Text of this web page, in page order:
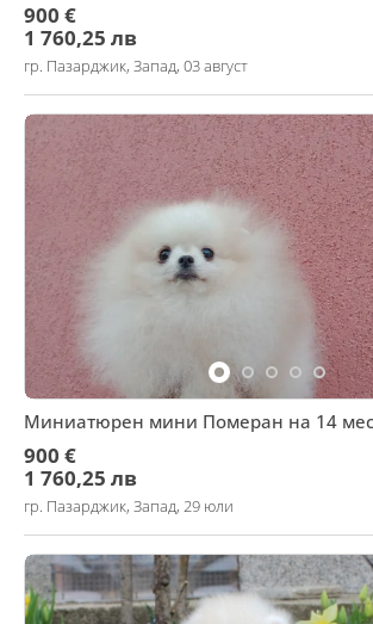
900 €
1 760,25 лв
гр. Пазарджик, Запад, 03 август
Миниатюрен мини Померан на 14
900 €
1 760,25 лв
гр. Пазарджик, Запад, 29 юли